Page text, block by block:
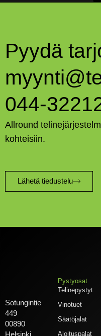
Pyydä
044-
Allround
kohteisiin.
Lähetä tiedustelu
Sotungintie
449
00890
Pystyosat
Telinepystyt
Vinotuet
Säätöjalat
Aloituspalat